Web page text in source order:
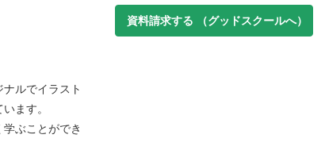
ルでイラスト
ます。
ぶことができ
資料請求する （グッドスクールへ）